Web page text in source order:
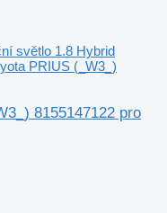
světlo 1.8 Hybrid
PRIUS (_W3_)
8155147122 pro